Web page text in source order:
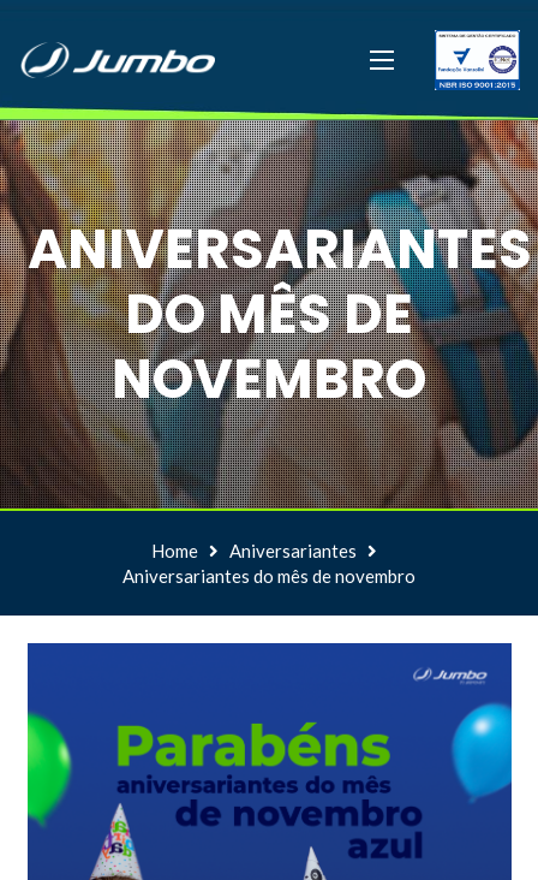
ANIVERSARIANTES
DO MÊS DE
NOVEMBRO
Home
Aniversariantes
Aniversariantes do mês de novembro